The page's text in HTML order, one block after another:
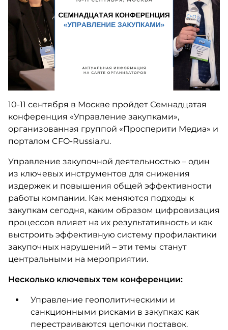
10-11 сентября в Москве пройдет Семнадцатая
конференция «Управление закупками»,
организованная группой «Просперити Медиа» и
порталом CFO-Russia.ru.
Управление закупочной деятельностью – один
из ключевых инструментов для снижения
издержек и повышения общей эффективности
работы компании. Как меняются подходы к
закупкам сегодня, каким образом цифровизация
процессов влияет на их результативность и как
выстроить эффективную систему профилактики
закупочных нарушений – эти темы станут
центральными на мероприятии.
Несколько ключевых тем конференции:
Управление геополитическими и
санкционными рисками в закупках: как
перестраиваются цепочки поставок.